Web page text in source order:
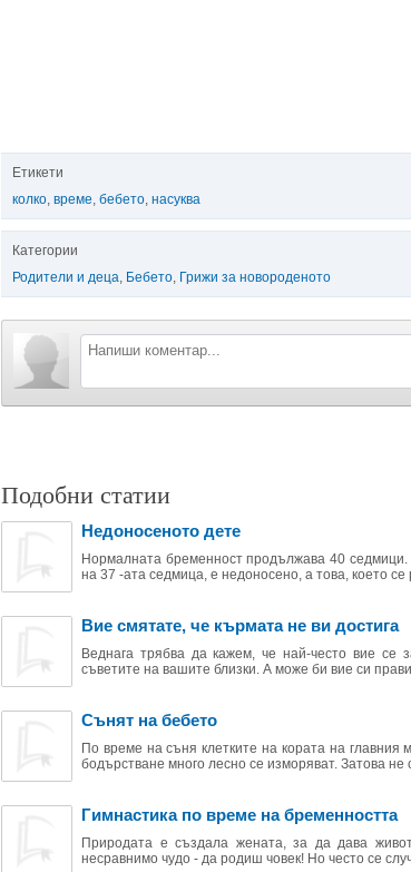
Етикети
колко, време, бебето, насуква
Категории
Родители и деца, Бебето, Грижи за новороденото
Подобни статии
Недоносеното дете
Нормалната бременност продължава 40
на 37 -ата седмица, е недоносено, а това, което се
Вие смятате, че кърмата не ви достига
Веднага трябва да кажем, че най-често вие се
съветите на вашите близки. А може би вие си
Сънят на бебето
По време на съня клетките на кората на главния
бодърстване много лесно се изморяват. Затова не
Гимнастика по време на бременността
Природата е създала жената, за да дава
несравнимо чудо - да родиш човек! Но често се